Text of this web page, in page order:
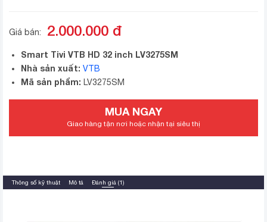
Giá bán: 2.000.000 đ
Smart Tivi VTB HD 32 inch LV3275SM
Nhà sản xuất: VTB
Mã sản phẩm: LV3275SM
MUA NGAY
Giao hàng tận nơi hoặc nhận tại siêu thị
Thông số kỹ thuật Mô tả Đánh giá (1)